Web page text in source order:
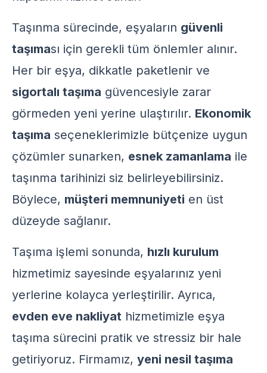
Taşınma sürecinde, eşyaların güvenli
taşıması için gerekli tüm önlemler alınır.
Her bir eşya, dikkatle paketlenir ve
sigortalı taşıma güvencesiyle zarar
görmeden yeni yerine ulaştırılır. Ekonomik
taşıma seçeneklerimizle bütçenize uygun
çözümler sunarken, esnek zamanlama ile
taşınma tarihinizi siz belirleyebilirsiniz.
Böylece, müşteri memnuniyeti en üst
düzeyde sağlanır.
Taşıma işlemi sonunda, hızlı kurulum
hizmetimiz sayesinde eşyalarınız yeni
yerlerine kolayca yerleştirilir. Ayrıca,
evden eve nakliyat hizmetimizle eşya
taşıma sürecini pratik ve stressiz bir hale
getiriyoruz. Firmamız, yeni nesil taşıma